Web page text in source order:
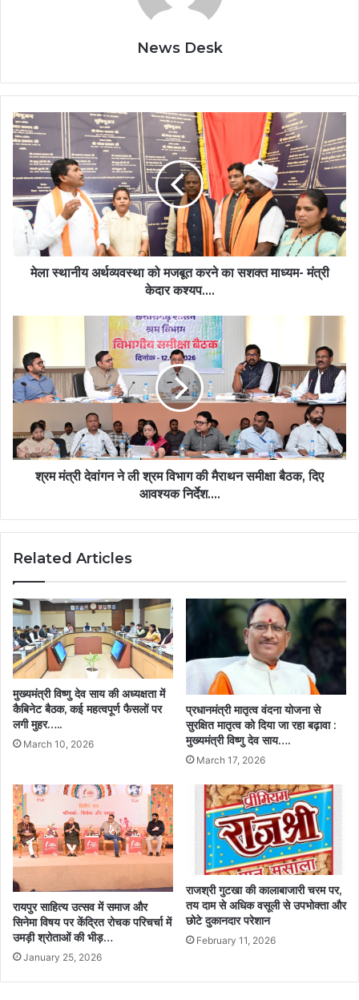
News Desk
मेला
स्थानीय
अर्थव्यवस्था
मजबूत
करने
सशक्त
माध्यम-
मंत्रीमेला स्थानीय अर्थव्यवस्था को मजबूत करने का सशक्त माध्यम- मंत्री
केदार कश्यप….
देवांगन
ने
ली
श्रम
विभाग
की
मैराथन
समीक्षाश्रम मंत्री देवांगन ने ली श्रम विभाग की मैराथन समीक्षा बैठक, दिए
आवश्यक निर्देश….
Related Articles
मुख्यमंत्री विष्णु देव साय की अध्यक्षता में
कैबिनेट बैठक, कई महत्वपूर्ण फैसलों पर
लगी मुहर…..
March 10, 2026
प्रधानमंत्री मातृत्व वंदना योजना से
सुरक्षित मातृत्व को दिया जा रहा बढ़ावा :
मुख्यमंत्री विष्णु देव साय….
March 17, 2026
रायपुर साहित्य उत्सव में समाज और
सिनेमा विषय पर केंद्रित रोचक परिचर्चा में
उमड़ी श्रोताओं की भीड़…
January 25, 2026
राजश्री गुटखा की कालाबाजारी चरम पर,
तय दाम से अधिक वसूली से उपभोक्ता और
छोटे दुकानदार परेशान
February 11, 2026